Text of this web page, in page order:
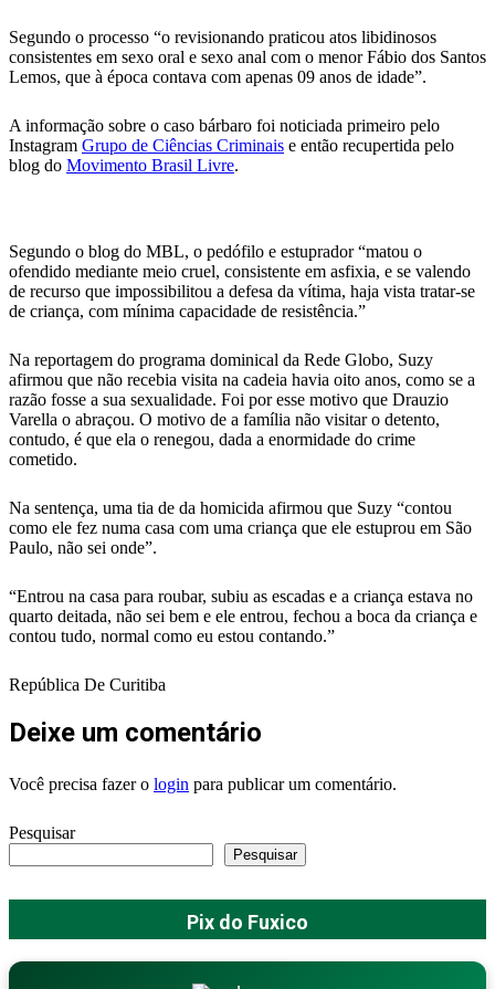
Segundo o processo “o revisionando praticou atos libidinosos
consistentes em sexo oral e sexo anal com o menor Fábio dos Santos
Lemos, que à época contava com apenas 09 anos de idade”.
A informação sobre o caso bárbaro foi noticiada primeiro pelo
Instagram Grupo de Ciências Criminais e então recupertida pelo
blog do Movimento Brasil Livre.
Segundo o blog do MBL, o pedófilo e estuprador “matou o
ofendido mediante meio cruel, consistente em asfixia, e se valendo
de recurso que impossibilitou a defesa da vítima, haja vista tratar-se
de criança, com mínima capacidade de resistência.”
Na reportagem do programa dominical da Rede Globo, Suzy
afirmou que não recebia visita na cadeia havia oito anos, como se a
razão fosse a sua sexualidade. Foi por esse motivo que Drauzio
Varella o abraçou. O motivo de a família não visitar o detento,
contudo, é que ela o renegou, dada a enormidade do crime
cometido.
Na sentença, uma tia de da homicida afirmou que Suzy “contou
como ele fez numa casa com uma criança que ele estuprou em São
Paulo, não sei onde”.
“Entrou na casa para roubar, subiu as escadas e a criança estava no
quarto deitada, não sei bem e ele entrou, fechou a boca da criança e
contou tudo, normal como eu estou contando.”
República De Curitiba
Deixe um comentário
Você precisa fazer o login para publicar um comentário.
Pesquisar
Pesquisar
Pix do Fuxico